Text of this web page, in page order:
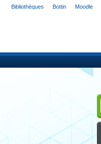
Bibliothèques Bottin Moodle